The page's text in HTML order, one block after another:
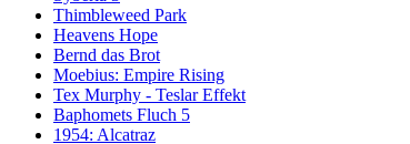
Thimbleweed Park
Heavens Hope
Bernd das Brot
Moebius: Empire Rising
Tex Murphy - Teslar Effekt
Baphomets Fluch 5
1954: Alcatraz